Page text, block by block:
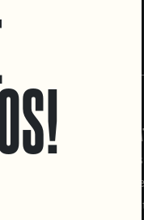
Informações
Quero
Tours e